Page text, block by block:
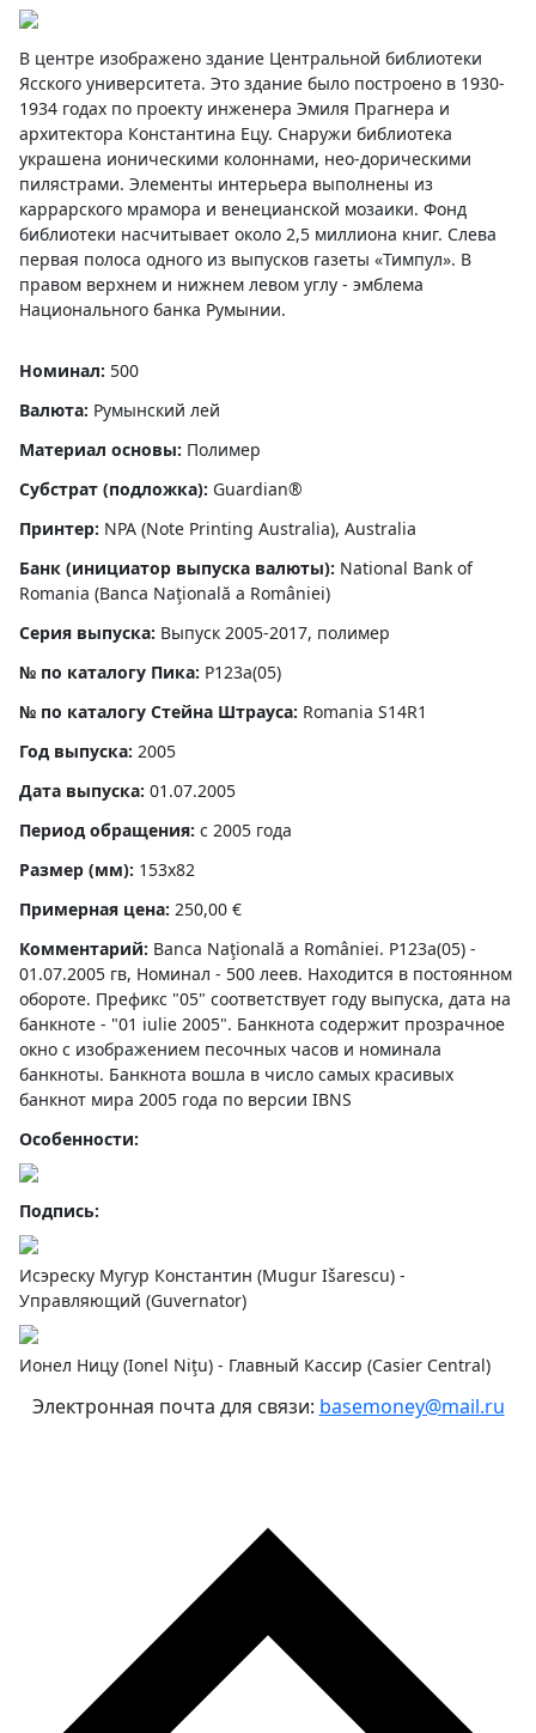
В центре изображено здание Центральной библиотеки
Ясского университета. Это здание было построено в 1930-
1934 годах по проекту инженера Эмиля Прагнера и
архитектора Константина Ецу. Снаружи библиотека
украшена ионическими колоннами, нео-дорическими
пилястрами. Элементы интерьера выполнены из
каррарского мрамора и венецианской мозаики. Фонд
библиотеки насчитывает около 2,5 миллиона книг. Слева
первая полоса одного из выпусков газеты «Тимпул». В
правом верхнем и нижнем левом углу - эмблема
Национального банка Румынии.
Номинал: 500
Валюта: Румынский лей
Материал основы: Полимер
Субстрат (подложка): Guardian®
Принтер: NPA (Note Printing Australia), Australia
Банк (инициатор выпуска валюты): National Bank of
Romania (Banca Naţională a României)
Серия выпуска: Выпуск 2005-2017, полимер
№ по каталогу Пика: P123a(05)
№ по каталогу Стейна Штрауса: Romania S14R1
Год выпуска: 2005
Дата выпуска: 01.07.2005
Период обращения: с 2005 года
Размер (мм): 153x82
Примерная цена: 250,00 €
Комментарий: Banca Naţională a României. P123a(05) -
01.07.2005 гв, Номинал - 500 леев. Находится в постоянном
обороте. Префикс "05" соответствует году выпуска, дата на
банкноте - "01 iulie 2005". Банкнота содержит прозрачное
окно с изображением песочных часов и номинала
банкноты. Банкнота вошла в число самых красивых
банкнот мира 2005 года по версии IBNS
Особенности:
Подпись:
Исэреску Мугур Константин (Mugur Išarescu) -
Управляющий (Guvernator)
Ионел Ницу (Ionel Niţu) - Главный Кассир (Casier Central)
Электронная почта для связи: basemoney@mail.ru